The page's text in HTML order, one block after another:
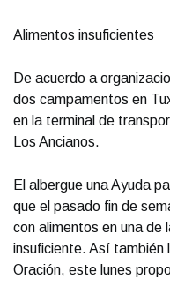
Alimentos insuficientes
De acuerdo a
dos campamentos en
en la terminal de
Los Ancianos.
El albergue una Ayuda
que el pasado fin de
con alimentos en una de
insuficiente. Así también
Oración, este lunes